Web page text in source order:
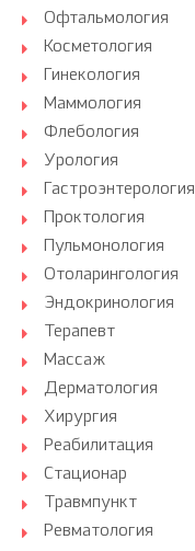
Офтальмология
Косметология
Гинекология
Маммология
Флебология
Урология
Гастроэнтерология
Проктология
Пульмонология
Отоларингология
Эндокринология
Терапевт
Массаж
Дерматология
Хирургия
Реабилитация
Стационар
Травмпункт
Ревматология